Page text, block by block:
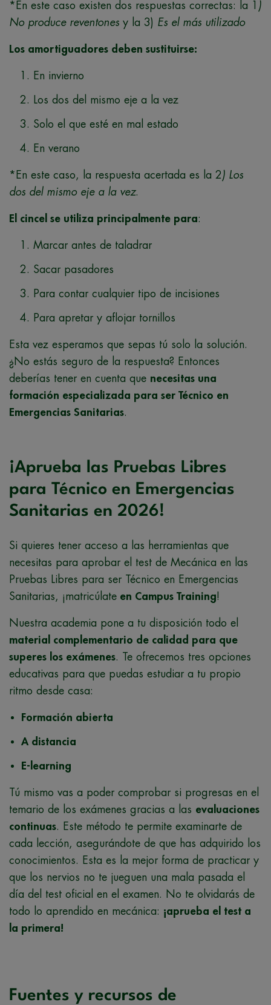
*En este caso existen dos respuestas correctas: la 1 )
No produce reventones y la 3) Es el más utilizado
Los amortiguadores deben sustituirse:
En invierno
Los dos del mismo eje a la vez
Solo el que esté en mal estado
En verano
*En este caso, la respuesta acertada es la 2 ) Los
dos del mismo eje a la vez.
El cincel se utiliza principalmente para:
Marcar antes de taladrar
Sacar pasadores
Para contar cualquier tipo de incisiones
Para apretar y aflojar tornillos
Esta vez esperamos que sepas tú solo la solución.
¿No estás seguro de la respuesta? Entonces
deberías tener en cuenta que necesitas una
formación especializada para ser Técnico en
Emergencias Sanitarias.
¡Aprueba las Pruebas Libres
para Técnico en Emergencias
Sanitarias en 2026!
Si quieres tener acceso a las herramientas que
necesitas para aprobar el test de Mecánica en las
Pruebas Libres para ser Técnico en Emergencias
Sanitarias, ¡matricúlate en Campus Training!
Nuestra academia pone a tu disposición todo el
material complementario de calidad para que
superes los exámenes. Te ofrecemos tres opciones
educativas para que puedas estudiar a tu propio
ritmo desde casa:
Formación abierta
A distancia
E-learning
Tú mismo vas a poder comprobar si progresas en el
temario de los exámenes gracias a las evaluaciones
continuas. Este método te permite examinarte de
cada lección, asegurándote de que has adquirido los
conocimientos. Esta es la mejor forma de practicar y
que los nervios no te jueguen una mala pasada el
día del test oficial en el examen. No te olvidarás de
todo lo aprendido en mecánica: ¡aprueba el test a
la primera!
Fuentes y recursos de